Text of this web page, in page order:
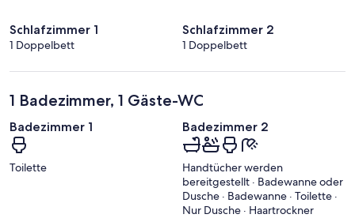
Schlafzimmer 1
1 Doppelbett
Schlafzimmer 2
1 Doppelbett
1 Badezimmer, 1 Gäste-WC
Badezimmer 1
Toilette
Badezimmer 2
Handtücher werden
bereitgestellt · Badewanne oder
Dusche · Badewanne · Toilette ·
Nur Dusche · Haartrockner